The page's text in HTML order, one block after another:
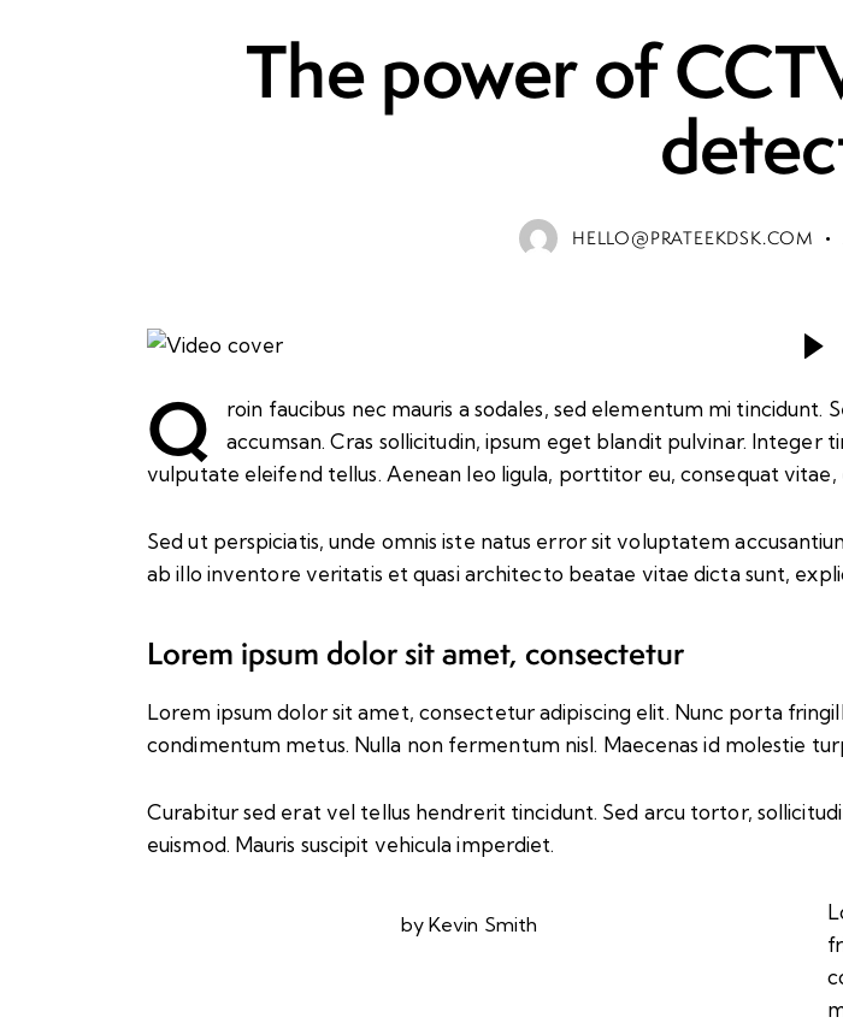
The power of
HELLO@PRATEEKDSK.COM
Q
roin faucibus nec mauris a sodales, sed elementum mi tincidunt.
accumsan. Cras sollicitudin, ipsum eget blandit pulvinar. Integer
vulputate eleifend tellus. Aenean leo ligula, porttitor eu, consequat vitae,
Sed ut perspiciatis, unde omnis iste natus error sit voluptatem
ab illo inventore veritatis et quasi architecto beatae vitae dicta sunt,
Lorem ipsum dolor sit amet, consectetur
Lorem ipsum dolor sit amet, consectetur adipiscing elit. Nunc porta
condimentum metus. Nulla non fermentum nisl. Maecenas id molestie
Curabitur sed erat vel tellus hendrerit tincidunt. Sed arcu tortor,
euismod. Mauris suscipit vehicula imperdiet.
byKevin Smith